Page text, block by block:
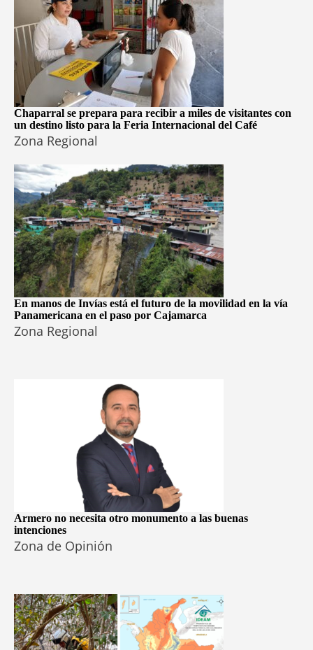
Chaparral se prepara para recibir a miles de visitantes con
un destino listo para la Feria Internacional del Café
Zona Regional
En manos de Invías está el futuro de la movilidad en la vía
Panamericana en el paso por Cajamarca
Zona Regional
Armero no necesita otro monumento a las buenas
intenciones
Zona de Opinión